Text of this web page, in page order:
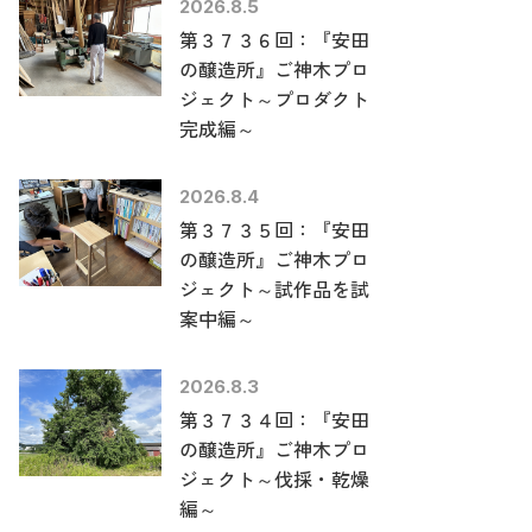
2026.8.5
第３７３６回：『安田
の醸造所』ご神木プロ
ジェクト～プロダクト
完成編～
2026.8.4
第３７３５回：『安田
の醸造所』ご神木プロ
ジェクト～試作品を試
案中編～
2026.8.3
第３７３４回：『安田
の醸造所』ご神木プロ
ジェクト～伐採・乾燥
編～